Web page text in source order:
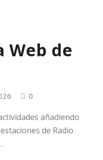
Web de
0
añadiendo
de Radio